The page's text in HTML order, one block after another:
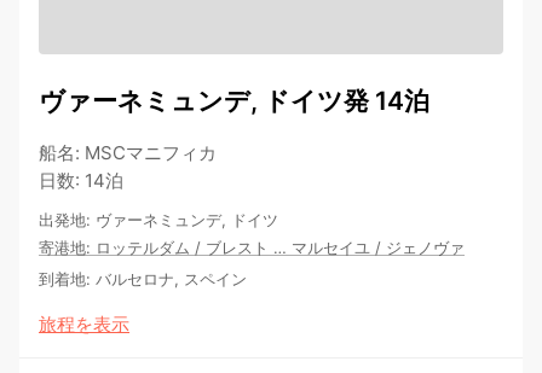
ヴァーネミュンデ, ドイツ発 14泊
船名: MSCマニフィカ
日数: 14泊
出発地: ヴァーネミュンデ, ドイツ
寄港地: ロッテルダム / ブレスト … マルセイユ / ジェノヴァ
到着地: バルセロナ, スペイン
旅程を表示